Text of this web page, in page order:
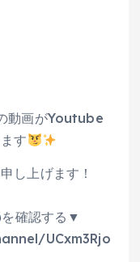
動画がYoutube
す
し上げます！
確認する▼
UCxm3Rjo